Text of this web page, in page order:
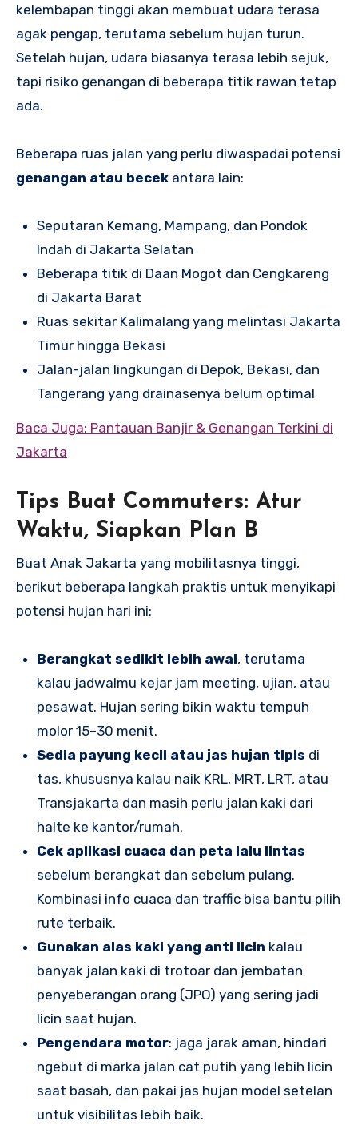
kelembapan tinggi akan membuat udara terasa
agak pengap, terutama sebelum hujan turun.
Setelah hujan, udara biasanya terasa lebih sejuk,
tapi risiko genangan di beberapa titik rawan tetap
ada.
Beberapa ruas jalan yang perlu diwaspadai potensi
genangan atau becek antara lain:
Seputaran Kemang, Mampang, dan Pondok
Indah di Jakarta Selatan
Beberapa titik di Daan Mogot dan Cengkareng
di Jakarta Barat
Ruas sekitar Kalimalang yang melintasi Jakarta
Timur hingga Bekasi
Jalan-jalan lingkungan di Depok, Bekasi, dan
Tangerang yang drainasenya belum optimal
Baca Juga: Pantauan Banjir & Genangan Terkini di
Jakarta
Tips Buat Commuters: Atur
Waktu, Siapkan Plan B
Buat Anak Jakarta yang mobilitasnya tinggi,
berikut beberapa langkah praktis untuk menyikapi
potensi hujan hari ini:
Berangkat sedikit lebih awal, terutama
kalau jadwalmu kejar jam meeting, ujian, atau
pesawat. Hujan sering bikin waktu tempuh
molor 15–30 menit.
Sedia payung kecil atau jas hujan tipis di
tas, khususnya kalau naik KRL, MRT, LRT, atau
Transjakarta dan masih perlu jalan kaki dari
halte ke kantor/rumah.
Cek aplikasi cuaca dan peta lalu lintas
sebelum berangkat dan sebelum pulang.
Kombinasi info cuaca dan traffic bisa bantu pilih
rute terbaik.
Gunakan alas kaki yang anti licin kalau
banyak jalan kaki di trotoar dan jembatan
penyeberangan orang (JPO) yang sering jadi
licin saat hujan.
Pengendara motor: jaga jarak aman, hindari
ngebut di marka jalan cat putih yang lebih licin
saat basah, dan pakai jas hujan model setelan
untuk visibilitas lebih baik.